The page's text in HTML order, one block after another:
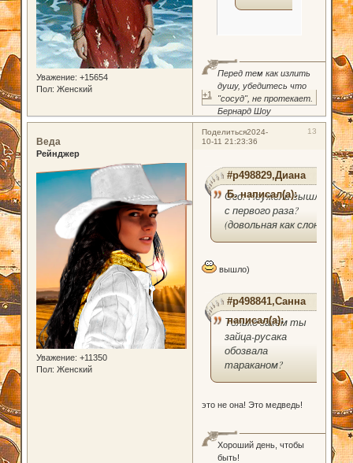
Уважение: +15654
Пол: Женский
Перед тем как излить
душу, убедитесь что
"сосуд", не протекает.
Бернард Шоу
+1
Поделиться 13
2024-
10-11 21:23:36
Веда
Рейнджер
Уважение: +11350
Пол: Женский
#p498829,Диана
Б. написал(а):
Ого! Неужели вышло
с первого раза?
(довольная как слон)
вышло)
#p498841,Санна
написал(а):
Только зачем ты
зайца-русака
обозвала
тараканом?
это не она! Это медведь!
Хороший день, чтобы
быть!